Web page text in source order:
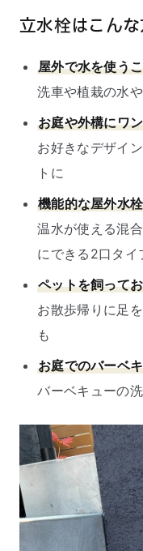
立水栓はこん
屋外で水を使う
洗車や植栽の水
お庭や外構にワ
お好きなデザイ
トに
機能的な屋外水
温水が使える混
にできる2口タイ
ペットを飼って
お散歩帰りに足
も
お庭でのバーベ
バーベキューの